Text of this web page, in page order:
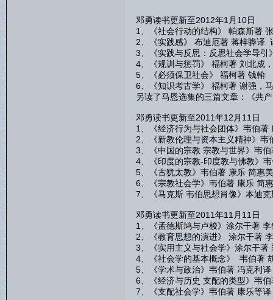
邓勇读书更新至2012年1月10日
1、《社会行动的结构》 帕森斯著
2、《实践感》 布迪厄著 蒋梓骅译
3、《实践与反思：反思社会学导
4、《规训与惩罚》 福柯著 刘北成
5、《必须保卫社会》 福柯著 钱翰
6、《知识考古学》 福柯著 谢强，
另读了马恩选集的三篇文章：《共
邓勇读书更新至2011年12月11日
1、《经济行为与社会团体》韦伯
2、《新教伦理与资本主义精神》
3、《中国的宗教 宗教与世界》韦
4、《印度的宗教-印度教与佛教》
5、《古犹太教》韦伯著 康乐 简惠
6、《宗教社会学》韦伯著 康乐 简
7、《马克斯 韦伯思想肖像》本迪
邓勇读书更新至2011年11月11日
1、《孟德斯鸠与卢梭》涂尔干著
2、《教育思想的演进》 涂尔干著
3、《实用主义与社会学》涂尔干著
4、《社会学的基本概念》 韦伯著
5、《学术与政治》韦伯著 冯克利
6、《经济与历史 支配的类型》韦
7、《支配社会学》韦伯著 康乐等